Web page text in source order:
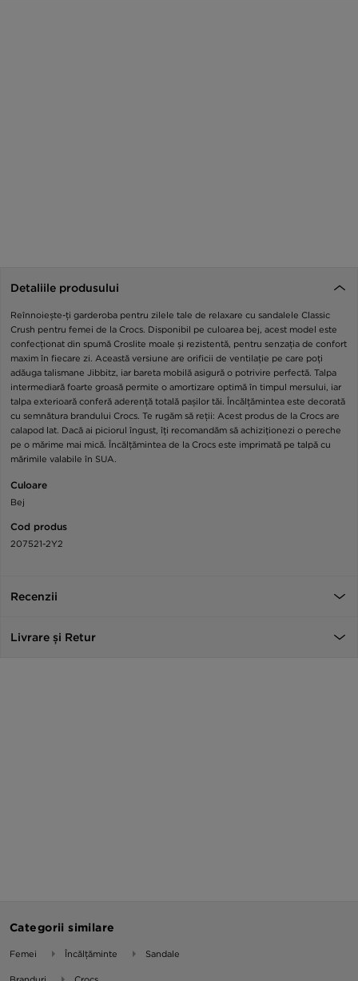
Detaliile produsului
Reînnoiește-ți garderoba pentru zilele tale de relaxare cu sandalele Classic
Crush pentru femei de la Crocs. Disponibil pe culoarea bej, acest model este
confecționat din spumă Croslite moale și rezistentă, pentru senzația de confort
maxim în fiecare zi. Această versiune are orificii de ventilație pe care poți
adăuga talismane Jibbitz, iar bareta mobilă asigură o potrivire perfectă. Talpa
intermediară foarte groasă permite o amortizare optimă în timpul mersului, iar
talpa exterioară conferă aderență totală pașilor tăi. Încălțămintea este decorată
cu semnătura brandului Crocs. Te rugăm să reții: Acest produs de la Crocs are
calapod lat. Dacă ai piciorul îngust, îți recomandăm să achiziționezi o pereche
pe o mărime mai mică. Încălțămintea de la Crocs este imprimată pe talpă cu
mărimile valabile în SUA.
Culoare
Bej
Cod produs
207521-2Y2
Recenzii
Livrare și Retur
Categorii similare
Femei Încălțăminte Sandale